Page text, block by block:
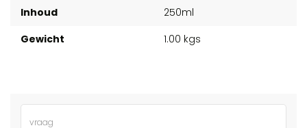
Inhoud
250ml
Gewicht
1.00 kgs